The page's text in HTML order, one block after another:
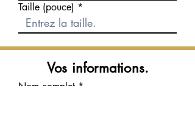
Taille (pouce)
Vos informations.
Nom complet